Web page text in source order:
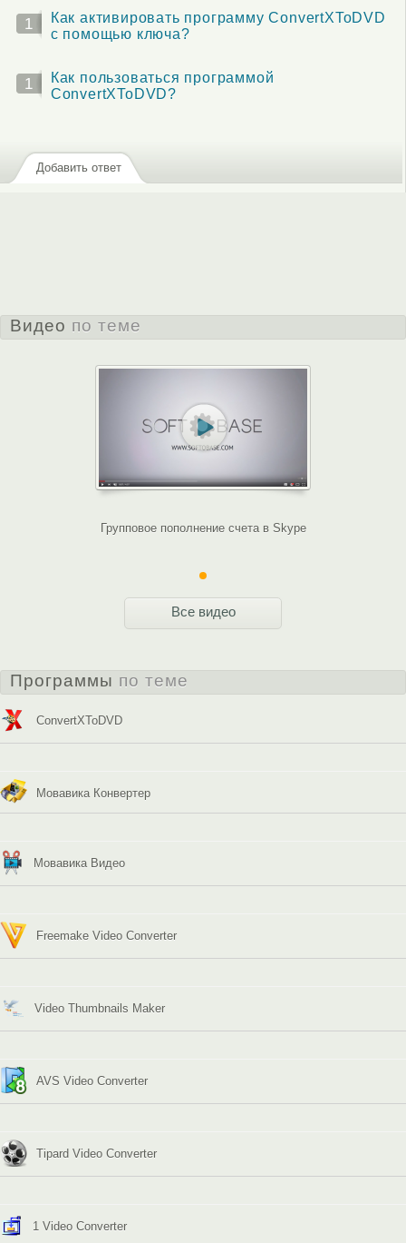
1
Как активировать программу ConvertXToDVD
с помощью ключа?
1
Как пользоваться программой
ConvertXToDVD?
Добавить ответ
Видео по теме
Групповое пополнение счета в Skype
Все видео
Программы по теме
ConvertXToDVD
Мовавика Конвертер
Мовавика Видео
Freemake Video Converter
Video Thumbnails Maker
AVS Video Converter
Tipard Video Converter
1 Video Converter